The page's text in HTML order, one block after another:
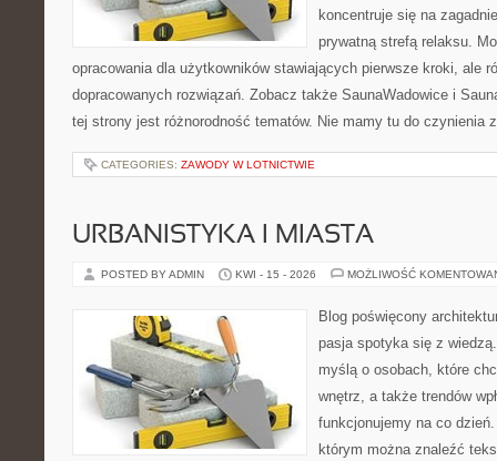
koncentruje się na
prywatną strefą relaksu.
opracowania dla użytkowników stawiających pierwsze kroki, ale
dopracowanych rozwiązań. Zobacz także SaunaWadowice i
tej strony jest różnorodność tematów. Nie mamy tu do czynienia
CATEGORIES: ZAWODY W LOTNICTWIE
URBANISTYKA I MIASTA
POSTED BY ADMIN KWI - 15 - 2026 MOŻLIWOŚĆ
Blog poświęcony
pasja spotyka się z
myślą o osobach, które
wnętrz, a także trendów
funkcjonujemy na co
którym można znaleźć